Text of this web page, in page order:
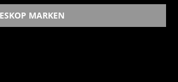
MARKEN